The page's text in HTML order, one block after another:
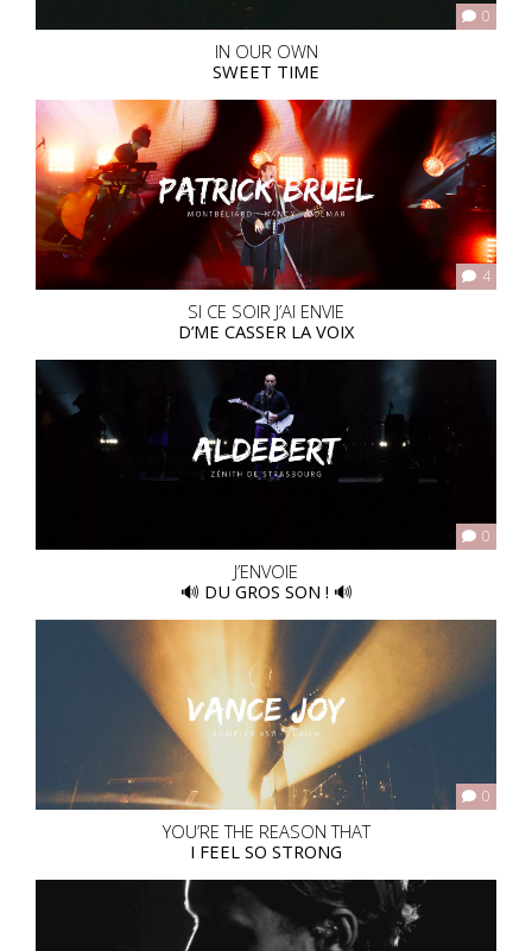
0
IN OUR OWN
SWEET TIME
4
SI CE SOIR J’AI ENVIE
D’ME CASSER LA VOIX
0
J’ENVOIE
🔊 DU GROS SON ! 🔊
0
YOU’RE THE REASON THAT
I FEEL SO STRONG